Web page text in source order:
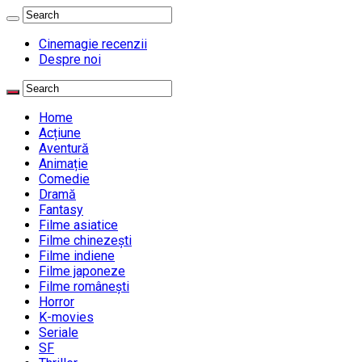
Cinemagie recenzii
Despre noi
Home
Acțiune
Aventură
Animație
Comedie
Dramă
Fantasy
Filme asiatice
Filme chinezești
Filme indiene
Filme japoneze
Filme românești
Horror
K-movies
Seriale
SF